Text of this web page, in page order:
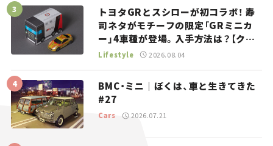
トヨタGRとスシローが初コラボ！ 寿
司ネタがモチーフの限定「GRミニカ
ー」4車種が登場。入手方法は？【クル
マとホビー】
Lifestyle 2026.08.04
BMC・ミニ｜ぼくは、車と生きてきた
#27
Cars 2026.07.21